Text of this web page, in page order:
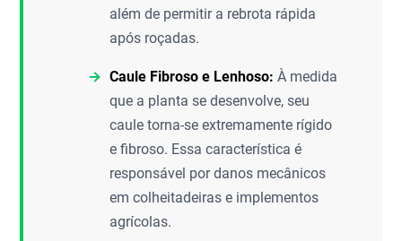
além de permitir a rebrota rápida
após roçadas.
Caule Fibroso e Lenhoso: À medida
que a planta se desenvolve, seu
caule torna-se extremamente rígido
e fibroso. Essa característica é
responsável por danos mecânicos
em colheitadeiras e implementos
agrícolas.